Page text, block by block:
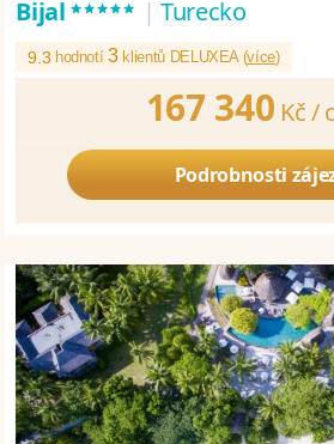
Bijal***** | Turecko
9.3 hodnotí3klientů DELUXEA (více)
167 340 Kč /
Podrobnosti